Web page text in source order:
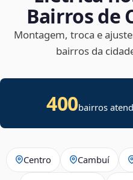
Bairros de
Montagem, troca e
bairros da
400bairros
Centro Cambuí